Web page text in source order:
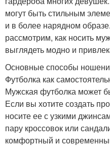
могут быть стильным
и в более нарядном
рассмотрим, как носить
выглядеть модно и
Основные способы
Футболка как
Мужская футболка может
Если вы хотите создать
носите ее с узкими
пару кроссовок или
комфортный и